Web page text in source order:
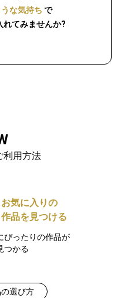
な気持ち で
れてみませんか?
利用方法
お気に入りの
作品を見つける
ぴったりの作品が
つかる
選び方